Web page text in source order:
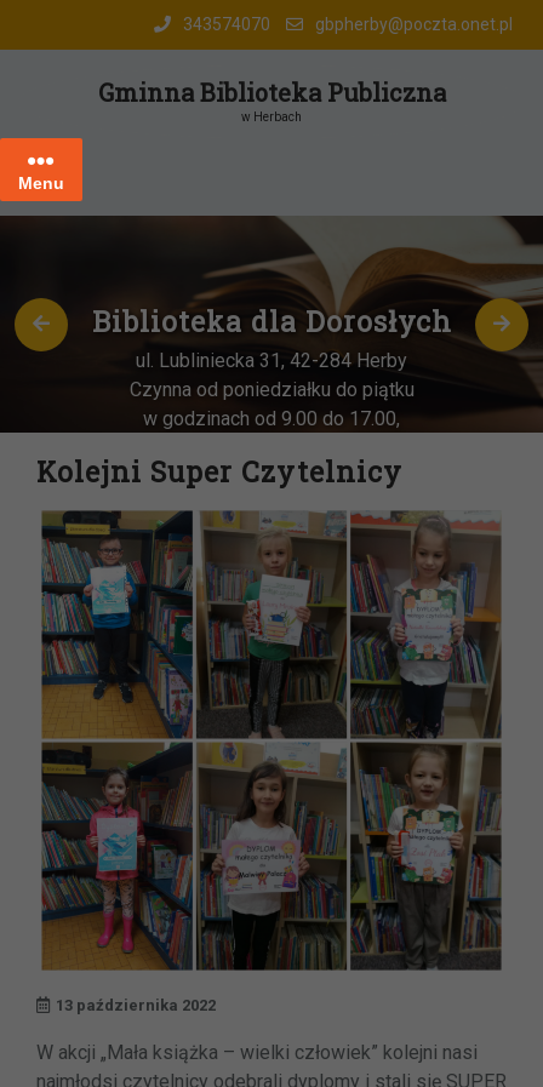
343574070 gbpherby@poczta.onet.pl
Gminna Biblioteka Publiczna
w Herbach
Menu
Biblioteka dla Dorosłych
ul. Lubliniecka 31, 42-284 Herby
Czynna od poniedziałku do piątku
w godzinach od 9.00 do 17.00,
w godz. 9:00-13:00
Kolejni Super Czytelnicy
13 października 2022
W akcji „Mała książka – wielki człowiek” kolejni nasi
najmłodsi czytelnicy odebrali dyplomy i stali się SUPER